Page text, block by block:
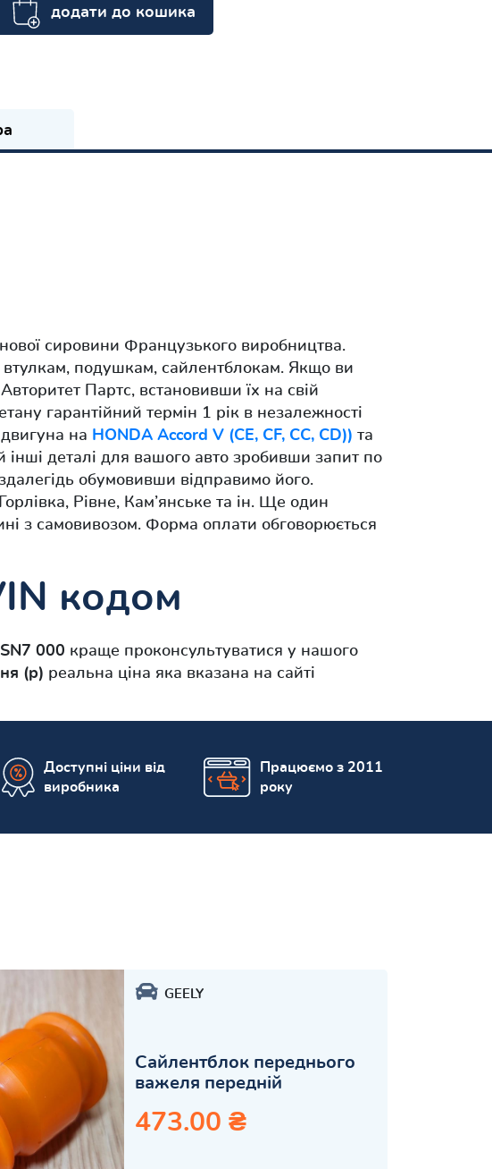
додати до кошика
сировини Французького виробництва.
втулкам, подушкам, сайлентблокам. Якщо ви
Партс, встановивши їх на свій
гарантійний термін 1 рік в незалежності
на HONDA Accord V (CE, CF, CC, CD)) та
інші деталі для вашого авто зробивши запит по
обумовивши відправимо його.
Рівне, Кам’янське та ін. Ще один
з самовивозом. Форма оплати обговорюється
кодом
000 краще проконсультуватися у нашого
(p) реальна ціна яка вказана на сайті
Доступні ціни від
виробника
Працюємо з 2011
року
GEELY
Сайлентблок переднього
важеля передній
473.00 ₴